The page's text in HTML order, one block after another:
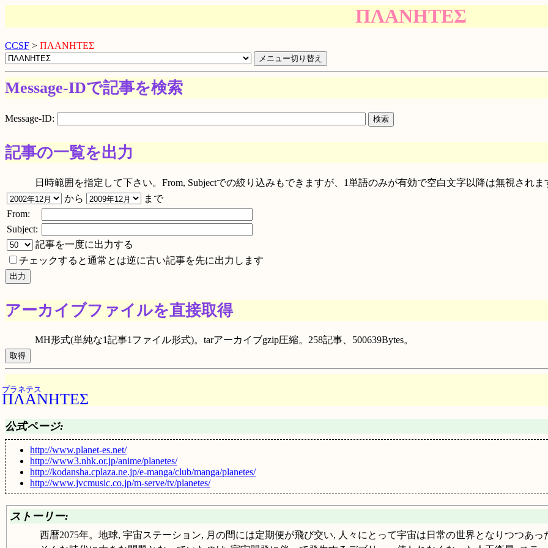
ΠΛΑΝΗΤΕΣ
CCSF > ΠΛΑΝΗΤΕΣ
Message-IDで記事を検索
Message-ID:
記事の一覧を出力
日時範囲を指定して下さい。From, Subjectでの絞り込みもできますが、1単語のみが有効で空白文字以降は無視されま
から
まで
From:
Subject:
記事を一度に出力する
チェックすると通常とは逆に古い記事を先に出力します
アーカイブファイルを直接取得
MH形式(単純な1記事1ファイル形式)。tarアーカイブgzip圧縮。258記事、500639Bytes。
ΠΛΑΝΗΤΕΣ
プラネテス
公式ページ:
http://www.planet-es.net/
http://www3.nhk.or.jp/anime/planetes/
http://kodansha.cplaza.ne.jp/e-manga/club/manga/planetes/
http://www.jvcmusic.co.jp/m-serve/tv/planetes/
ストーリー:
西暦2075年。地球, 宇宙ステーション, 月の間には定期便が飛び交い, 人々にとって宇宙は日常の世界となりつつあっ